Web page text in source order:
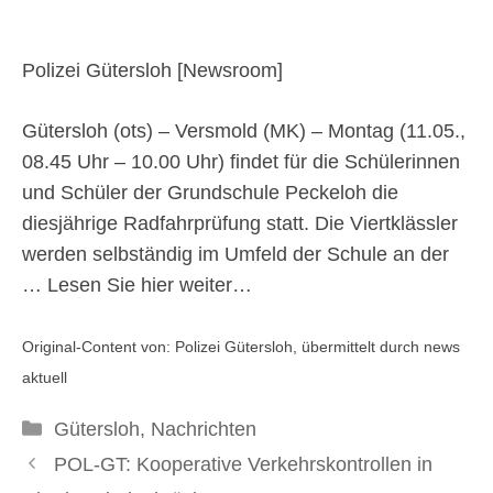
Polizei Gütersloh [Newsroom]
Gütersloh (ots) – Versmold (MK) – Montag (11.05.,
08.45 Uhr – 10.00 Uhr) findet für die Schülerinnen
und Schüler der Grundschule Peckeloh die
diesjährige Radfahrprüfung statt. Die Viertklässler
werden selbständig im Umfeld der Schule an der
… Lesen Sie hier weiter…
Original-Content von: Polizei Gütersloh, übermittelt durch news
aktuell
Kategorien
Gütersloh, Nachrichten
POL-GT: Kooperative Verkehrskontrollen in